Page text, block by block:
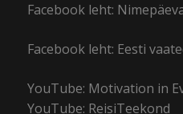
Facebook leht:
Facebook leht: Eesti
YouTube: Motivation in
YouTube: ReisiTeekond